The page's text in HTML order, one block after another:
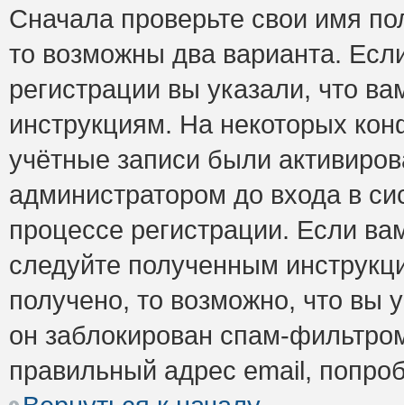
Сначала проверьте свои имя
то возможны два варианта.
регистрации вы указали, что
инструкциям. На некоторых
учётные записи были
администратором до входа в
процессе регистрации. Если
следуйте полученным
получено, то возможно, что вы
он заблокирован спам-
правильный адрес email,